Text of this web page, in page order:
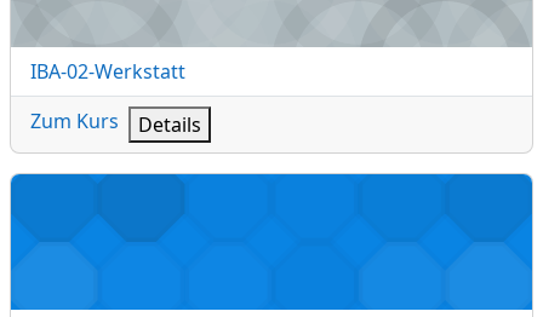
Kursname
IBA-02-Werkstatt
Zum Kurs
Details
IBA-Werkstatt